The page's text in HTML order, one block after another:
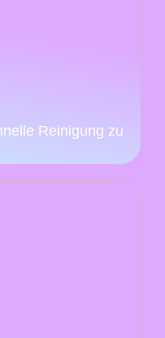
Reinigung zu